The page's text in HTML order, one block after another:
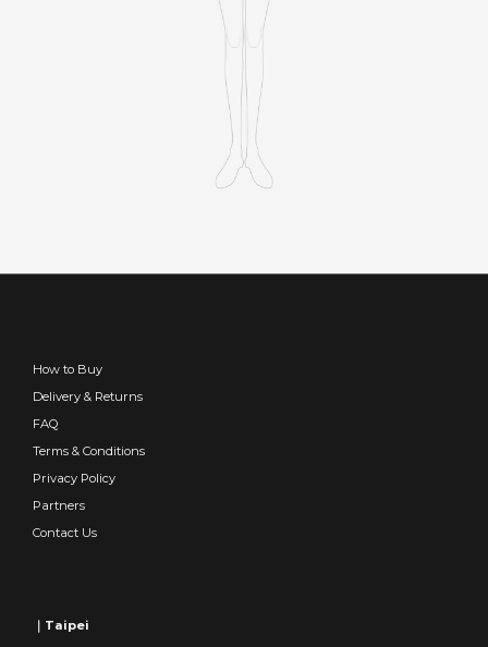
How to Buy
Delivery & Returns
FAQ
Terms & Conditions
Privacy Policy
Partners
Contact Us
｜Taipei